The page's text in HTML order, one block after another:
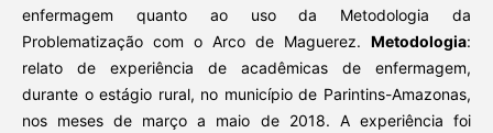
enfermagem quanto ao uso da Metodologia da
Problematização com o Arco de Maguerez.Metodologia:
relato de experiência de acadêmicas de enfermagem,
durante o estágio rural, no município de Parintins-Amazonas,
nos meses de março a maio de 2018. A experiência foi